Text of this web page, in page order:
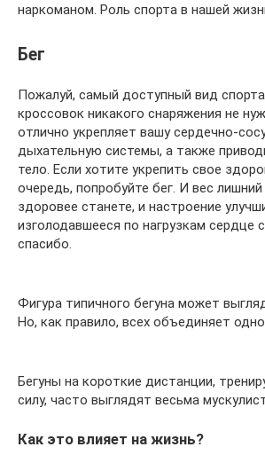
наркоманом. Роль спорта в нашей
Бег
Пожалуй, самый доступный вид
кроссовок никакого снаряжения не
отлично укрепляет вашу сердечно-
дыхательную системы, а также
тело. Если хотите укрепить свое
очередь, попробуйте бег. И вес лишний
здоровее станете, и настроение
изголодавшееся по нагрузкам сердце
спасибо.
Фигура типичного бегуна может
Но, как правило, всех объединяет
Бегуны на короткие дистанции,
силу, часто выглядят весьма
Как это влияет на жизнь?